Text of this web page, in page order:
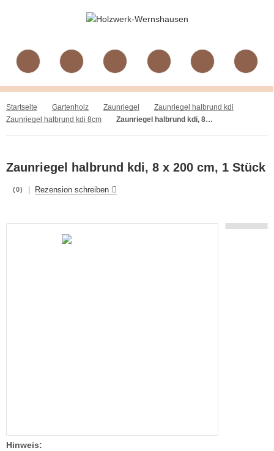
Startseite Gartenholz Zaunriegel
Zaunriegel halbrund kdi
Zaunriegel halbrund kdi 8cm
Zaunriegel halbrund kdi, 8 x 200 cm, 1 Stück
Zaunriegel halbrund kdi, 8 x 200 cm, 1 Stück
(0) Rezension schreiben
Hinweis: